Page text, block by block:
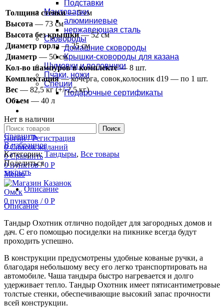
Подставки
Мантоварки
алюминиевые
нержавеющая сталь
Сковороды
Домашние сковороды
Крышки-сковороды для казана
Шумовки и половники
Пчаки, ножи
Специи
Подарочные сертификаты
Оплата и доставка
Поиск
Логин / Регистрация
0Список желаний
0 Сравнить
0пунктов / 0 Р
Меню
0 пунктов / 0 Р
Толщина стенки— 5 см
Высота — 73 см
Высота без крышки— 52 см
Диаметр горла — 25 см
Диаметр — 50 см
Кол-во шампуров в комплекте— 8 шт.
Комплектация— кочерга, совок,колосник d19 — по 1 шт.
Вес — 82,5 кг (+/-2,5 кг)
Объем — 40 л
Нет в наличии
Сравнить
В избранное
Категории: Тандыры, Все товары
Поделиться
закрыть
Описание
Описание
Тандыр Охотник отлично подойдет для загородных домов и
дач. С его помощью посиделки на пикнике всегда будут
проходить успешно.
В конструкции предусмотрены удобные кованые ручки, а
благодаря небольшому весу его легко транспортировать на
автомобиле. Чаша тандыра быстро нагревается и долго
удерживает тепло. Тандыр Охотник имеет пятисантиметровые
толстые стенки, обеспечивающие высокий запас прочности
всей конструкции.